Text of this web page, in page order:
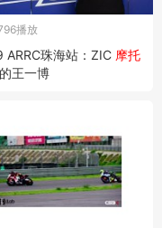
播放
ARRC珠海站：ZIC 摩托
王一博